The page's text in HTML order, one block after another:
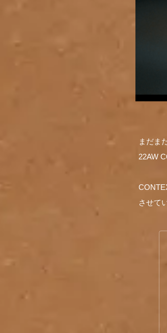
まだま
22AW
させて